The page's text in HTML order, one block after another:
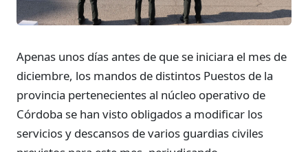
Apenas unos días antes de que se iniciara el mes de
diciembre, los mandos de distintos Puestos de la
provincia pertenecientes al núcleo operativo de
Córdoba se han visto obligados a modificar los
servicios y descansos de varios guardias civiles